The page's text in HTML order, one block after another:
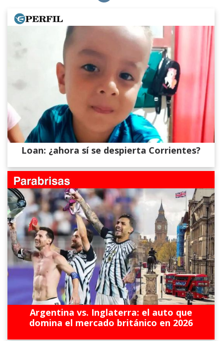
Loan: ¿ahora sí se despierta Corrientes?
Argentina vs. Inglaterra: el auto que
domina el mercado británico en 2026